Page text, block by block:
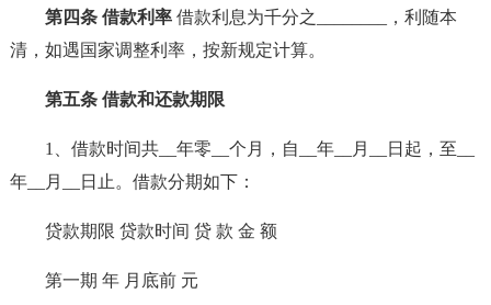
第四条 借款利率借款利息为千分之________，利随本
清，如遇国家调整利率，按新规定计算。
第五条 借款和还款期限
1、借款时间共__年零__个月，自__年__月__日起，至__
年__月__日止。借款分期如下：
贷款期限 贷款时间 贷 款 金 额
第一期 年 月底前 元